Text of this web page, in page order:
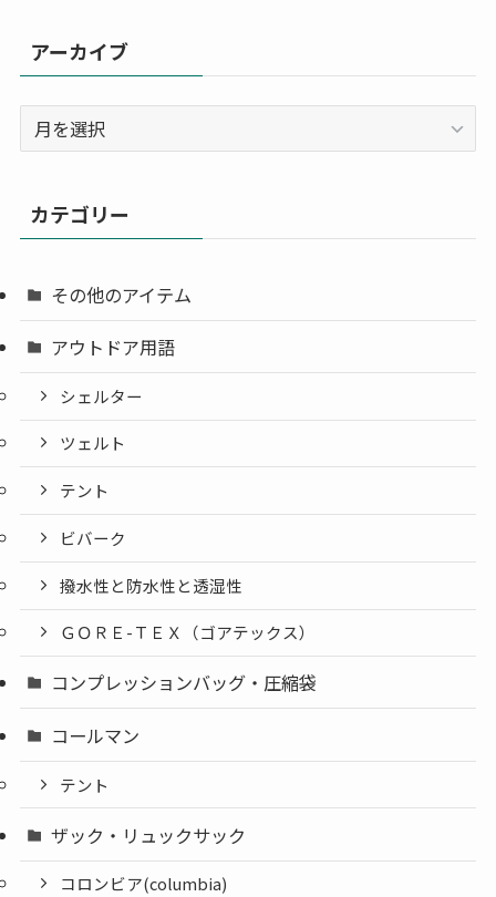
アーカイブ
ー
ブ
カテゴリー
その他のアイテム
アウトドア用語
シェルター
ツェルト
テント
ビバーク
撥水性と防水性と透湿性
ＧＯＲＥ-ＴＥＸ（ゴアテックス）
コンプレッションバッグ・圧縮袋
コールマン
テント
ザック・リュックサック
コロンビア(columbia)